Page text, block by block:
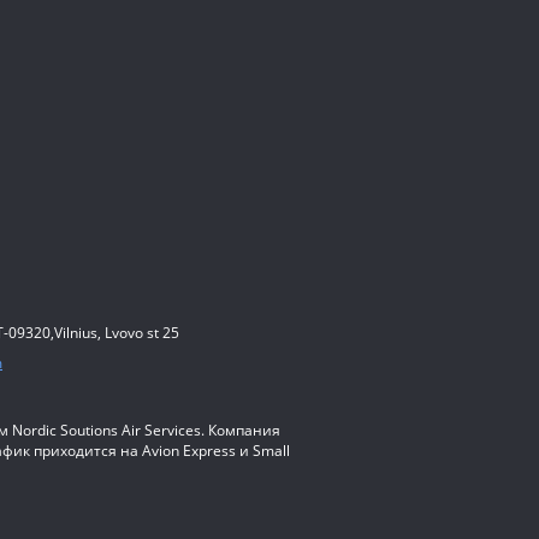
09320,Vilnius, Lvovo st 25
Soutions Air Services. Компания
приходится на Avion Express и Small